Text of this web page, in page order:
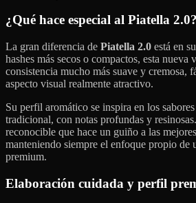
¿Qué hace especial al Piatella 2.0?
La gran diferencia de Piatella 2.0 está en
hashes más secos o compactos, esta nueva
consistencia mucho más suave y cremosa,
aspecto visual realmente atractivo.
Su perfil aromático se inspira en los
tradicional, con notas profundas y
reconocible que hace un guiño a las
manteniendo siempre el enfoque propio de
premium.
Elaboración cuidada y perfil